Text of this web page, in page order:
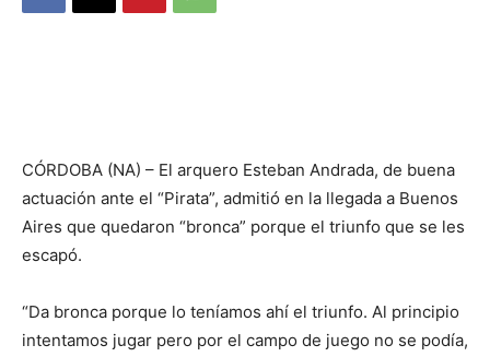
CÓRDOBA (NA) – El arquero Esteban Andrada, de buena
actuación ante el “Pirata”, admitió en la llegada a Buenos
Aires que quedaron “bronca” porque el triunfo que se les
escapó.
“Da bronca porque lo teníamos ahí el triunfo. Al principio
intentamos jugar pero por el campo de juego no se podía,